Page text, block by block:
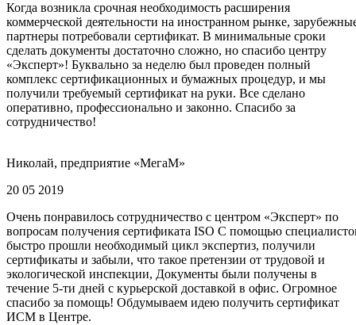
Когда возникла срочная необходимость расширения
коммерческой деятельности на иностранном рынке,
партнеры потребовали сертификат. В минимальные сроки
сделать документы достаточно сложно, но спасибо центру
«Эксперт»! Буквально за неделю был проведен полный
комплекс сертификационных и бумажных процедур, и мы
получили требуемый сертификат на руки. Все сделано
оперативно, профессионально и законно. Спасибо за
сотрудничество!
Николай, предприятие «МегаМ»
20 05 2019
Очень понравилось сотрудничество с центром «Эксперт» по
вопросам получения сертификата ISO С помощью
быстро прошли необходимый цикл экспертиз, получили
сертификаты и забыли, что такое претензии от трудовой и
экологической инспекции, Документы были получены в
течение 5-ти дней с курьерской доставкой в офис. Огромное
спасибо за помощь! Обдумываем идею получить сертификат
ИСМ в Центре.